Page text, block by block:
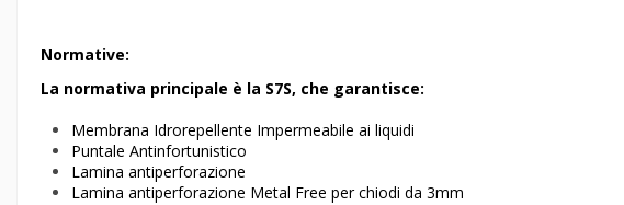
Normative:
La normativa principale è la S7S, che garantisce:
Membrana Idrorepellente Impermeabile ai liquidi
Puntale Antinfortunistico
Lamina antiperforazione
Lamina antiperforazione Metal Free per chiodi da 3mm